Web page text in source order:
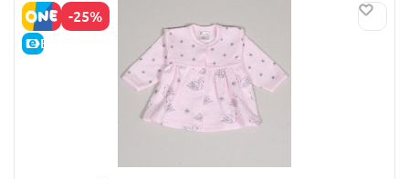
-25%
E-KAINA